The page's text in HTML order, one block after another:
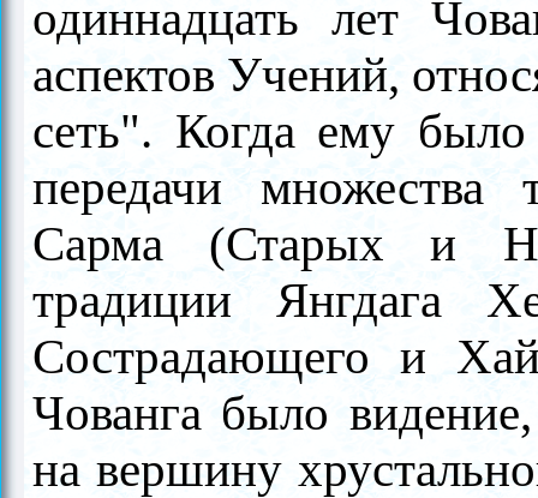
одиннадцать лет
аспектов Учений,
сеть". Когда ему
передачи
Сарма (Старых и
традиции Янгдага
Сострадающего и
Чованга было
на вершину